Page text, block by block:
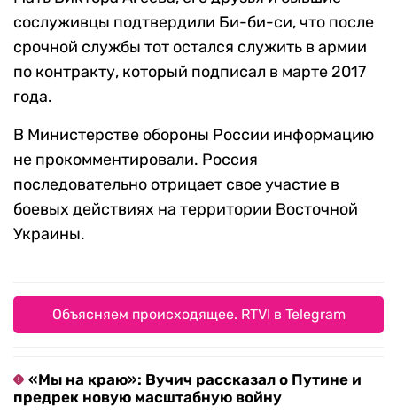
сослуживцы подтвердили Би-би-си, что после
срочной службы тот остался служить в армии
по контракту, который подписал в марте 2017
года.
В Министерстве обороны России информацию
не прокомментировали. Россия
последовательно отрицает свое участие в
боевых действиях на территории Восточной
Украины.
Объясняем происходящее. RTVI в Telegram
«Мы на краю»: Вучич рассказал о Путине и
предрек новую масштабную войну